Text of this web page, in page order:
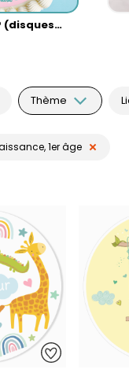
(disques
Thème
1er âge